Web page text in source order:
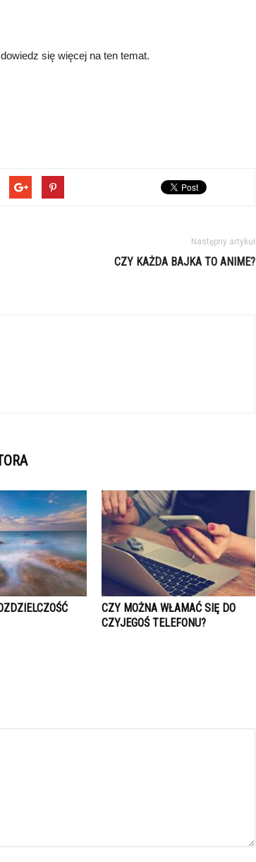
się więcej na ten temat.
Następny artykuł
CZY KAŻDA BAJKA TO ANIME?
CZY MOŻNA WŁAMAĆ SIĘ DO
CZYJEGOŚ TELEFONU?